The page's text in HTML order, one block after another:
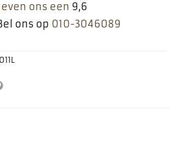
ons een 9,6
ons op 010-3046089